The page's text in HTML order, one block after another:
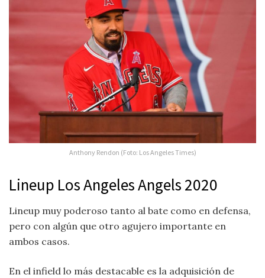
Anthony Rendon (Foto: Los Angeles Times)
Lineup Los Angeles Angels 2020
Lineup muy poderoso tanto al bate como en defensa,
pero con algún que otro agujero importante en
ambos casos.
En el infield lo más destacable es la adquisición de